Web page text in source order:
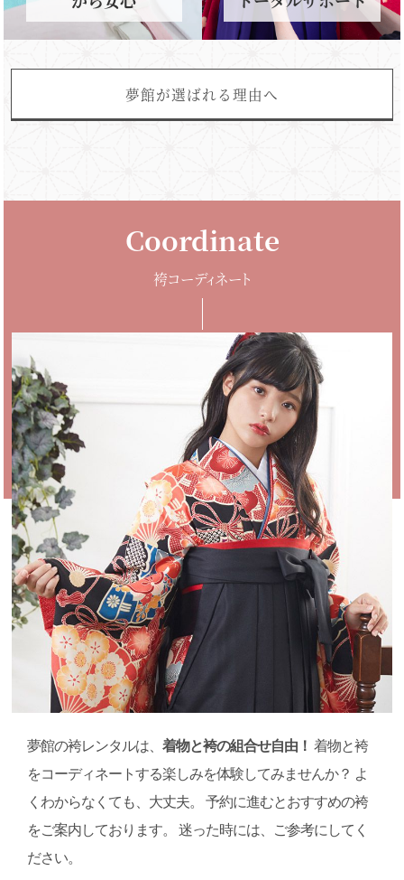
夢館が選ばれる理由へ
Coordinate
袴コーディネート
夢館の袴レンタルは、 着物と袴の組合せ自由！ 着物と袴
をコーディネートする楽しみを体験してみませんか？ よ
くわからなくても、大丈夫。
予約に進むとおすすめの袴
をご案内しております。
迷った時には、ご参考にしてく
ださい。